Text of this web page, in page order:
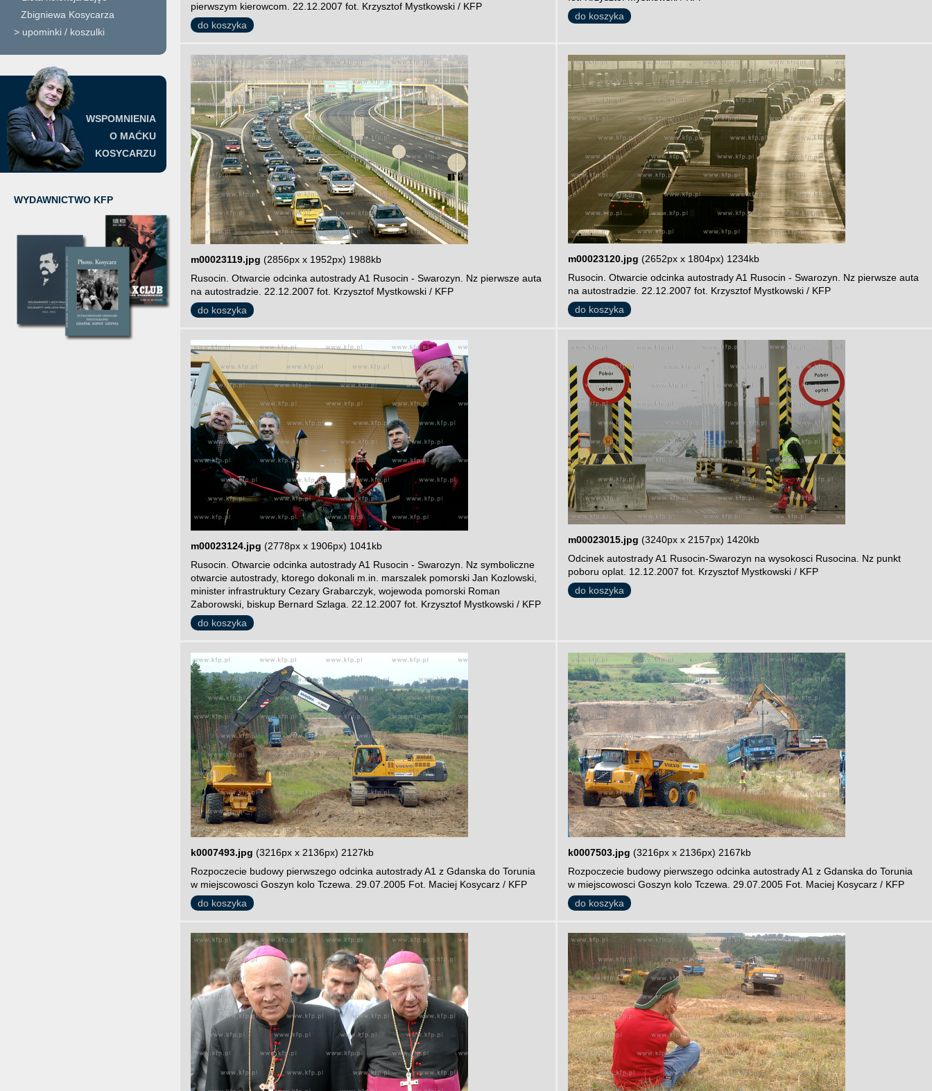
Zbigniewa Kosycarza
> upominki / koszulki
WSPOMNIENIA
O MAĆKU
KOSYCARZU
WYDAWNICTWO KFP
pierwszym kierowcom. 22.12.2007 fot. Krzysztof Mystkowski / KFP
do koszyka
do koszyka
m00023119.jpg (2856px x 1952px) 1988kb
Rusocin. Otwarcie odcinka autostrady A1 Rusocin - Swarozyn. Nz pierwsze auta
na autostradzie. 22.12.2007 fot. Krzysztof Mystkowski / KFP
do koszyka
m00023120.jpg (2652px x 1804px) 1234kb
Rusocin. Otwarcie odcinka autostrady A1 Rusocin - Swarozyn. Nz pierwsze auta
na autostradzie. 22.12.2007 fot. Krzysztof Mystkowski / KFP
do koszyka
m00023124.jpg (2778px x 1906px) 1041kb
Rusocin. Otwarcie odcinka autostrady A1 Rusocin - Swarozyn. Nz symboliczne
otwarcie autostrady, ktorego dokonali m.in. marszalek pomorski Jan Kozlowski,
minister infrastruktury Cezary Grabarczyk, wojewoda pomorski Roman
Zaborowski, biskup Bernard Szlaga. 22.12.2007 fot. Krzysztof Mystkowski / KFP
do koszyka
m00023015.jpg (3240px x 2157px) 1420kb
Odcinek autostrady A1 Rusocin-Swarozyn na wysokosci Rusocina. Nz punkt
poboru oplat. 12.12.2007 fot. Krzysztof Mystkowski / KFP
do koszyka
k0007493.jpg (3216px x 2136px) 2127kb
Rozpoczecie budowy pierwszego odcinka autostrady A1 z Gdanska do Torunia
w miejscowosci Goszyn kolo Tczewa. 29.07.2005 Fot. Maciej Kosycarz / KFP
do koszyka
k0007503.jpg (3216px x 2136px) 2167kb
Rozpoczecie budowy pierwszego odcinka autostrady A1 z Gdanska do Torunia
w miejscowosci Goszyn kolo Tczewa. 29.07.2005 Fot. Maciej Kosycarz / KFP
do koszyka